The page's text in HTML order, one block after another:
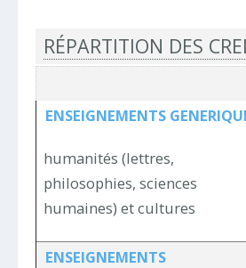
RÉPARTITION DES
ENSEIGNEMENTS
humanités (lettres,
philosophies, sciences
humaines) et cultures
ENSEIGNEMENTS